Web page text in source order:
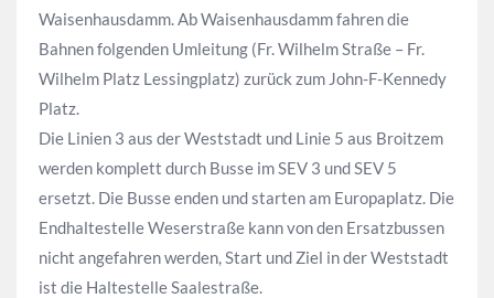
Waisenhausdamm. Ab Waisenhausdamm fahren die
Bahnen folgenden Umleitung (Fr. Wilhelm Straße – Fr.
Wilhelm Platz Lessingplatz) zurück zum John-F-Kennedy
Platz.
Die Linien 3 aus der Weststadt und Linie 5 aus Broitzem
werden komplett durch Busse im SEV 3 und SEV 5
ersetzt. Die Busse enden und starten am Europaplatz. Die
Endhaltestelle Weserstraße kann von den Ersatzbussen
nicht angefahren werden, Start und Ziel in der Weststadt
ist die Haltestelle Saalestraße.